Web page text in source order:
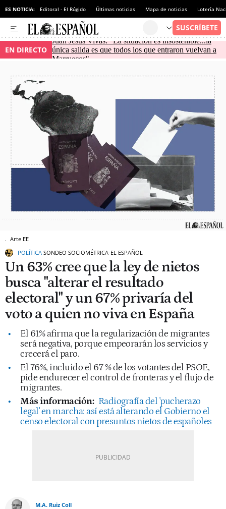
ES NOTICIA: Editoral - El Rúgido Últimas noticias Mapa de noticias Lotería
EN DIRECTO
Juan Jesús Vivas: "La situación es insostenible...la
única salida es que todos los que entraron vuelvan a
Marruecos"
. Arte EE
POLÍTICA SONDEO SOCIOMÉTRICA-EL ESPAÑOL
Un 63% cree que la ley de nietos
busca "alterar el resultado
electoral" y un 67% privaría del
voto a quien no viva en España
El 61% afirma que la regularización de migrantes
será negativa, porque empeorarán los servicios y
crecerá el paro.
El 76%, incluido el 67 % de los votantes del PSOE,
pide endurecer el control de fronteras y el flujo de
migrantes.
Más información: Radiografía del 'pucherazo
legal' en marcha: así está alterando el Gobierno el
censo electoral con presuntos nietos de españoles
M.A. Ruiz Coll